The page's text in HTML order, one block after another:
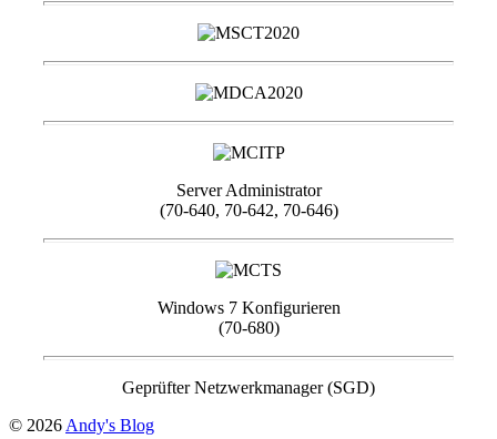
Server Administrator
(70-640, 70-642, 70-646)
Windows 7 Konfigurieren
(70-680)
Geprüfter Netzwerkmanager (SGD)
© 2026 Andy's Blog